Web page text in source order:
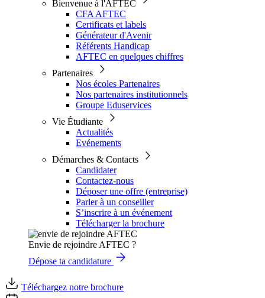
Bienvenue à l'AFTEC
CFA AFTEC
Certificats et labels
Générateur d'Avenir
Référents Handicap
AFTEC en quelques chiffres
Partenaires
Nos écoles Partenaires
Nos partenaires institutionnels
Groupe Eduservices
Vie Étudiante
Actualités
Evénements
Démarches & Contacts
Candidater
Contactez-nous
Déposer une offre (entreprise)
Parler à un conseiller
S’inscrire à un événement
Télécharger la brochure
Envie de rejoindre AFTEC ?
Dépose ta candidature
Téléchargez notre brochure